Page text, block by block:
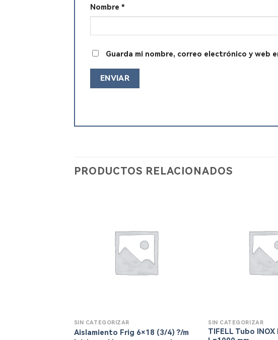
Nombre *
Guarda mi nombre, correo electrónico y web
PRODUCTOS RELACIONADOS
SIN CATEGORIZAR
Aislamiento Frig 6×18 (3/4) ?/m
SIN CATEGORIZAR
TIFELL Tubo INOX